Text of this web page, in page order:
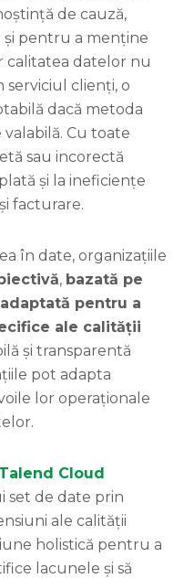
de cauză,
pentru a menține
calitatea datelor nu
clienți, o
dacă metoda
Cu toate
sau incorectă
și la ineficiențe
facturare.
în date, organizațiile
, bazată pe
adaptată pentru a
ale calității
și transparentă
pot adapta
lor operaționale
Cloud
set de date prin
ale calității
holistică pentru a
lacunele și să